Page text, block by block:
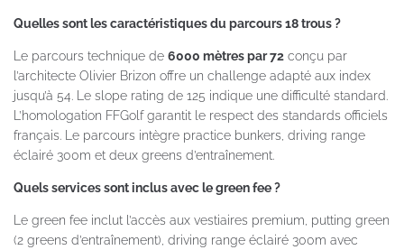
Quelles sont les caractéristiques du parcours 18 trous ?
Le parcours technique de 6000 mètres par 72 conçu par
l’architecte Olivier Brizon offre un challenge adapté aux index
jusqu’à 54. Le slope rating de 125 indique une difficulté standard.
L’homologation FFGolf garantit le respect des standards officiels
français. Le parcours intègre practice bunkers, driving range
éclairé 300m et deux greens d’entraînement.
Quels services sont inclus avec le green fee ?
Le green fee inclut l’accès aux vestiaires premium, putting green
(2 greens d’entraînement), driving range éclairé 300m avec